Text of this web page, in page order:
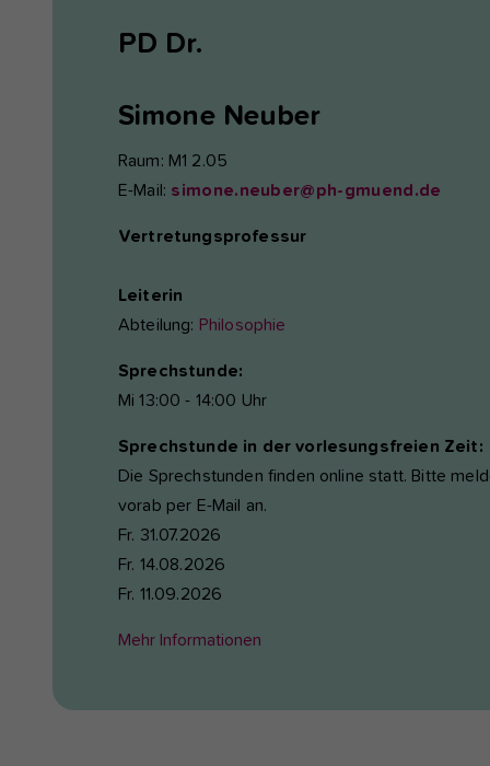
PD Dr.
Simone Neuber
Raum: M1 2.05
E-Mail: simone.neuber@ph-gmuend.de
Vertretungsprofessur
Leiterin
Abteilung: Philosophie
Sprechstunde:
Mi 13:00 - 14:00 Uhr
Sprechstunde in der vorlesungsfreien Zeit:
Die Sprechstunden finden online statt. Bitte
vorab per E-Mail an.
Fr. 31.07.2026
Fr. 14.08.2026
Fr. 11.09.2026
Mehr Informationen